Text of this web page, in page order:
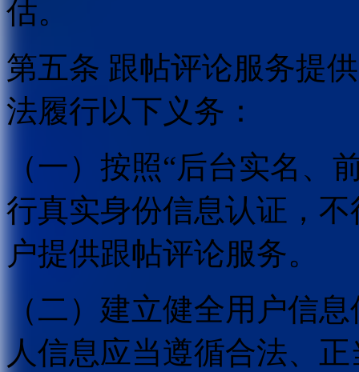
估。
第五条 跟帖评论服务提
法履行以下义务：
（一）按照“后台实名、
行真实身份信息认证，
户提供跟帖评论服务。
（二）建立健全用户信
人信息应当遵循合法、